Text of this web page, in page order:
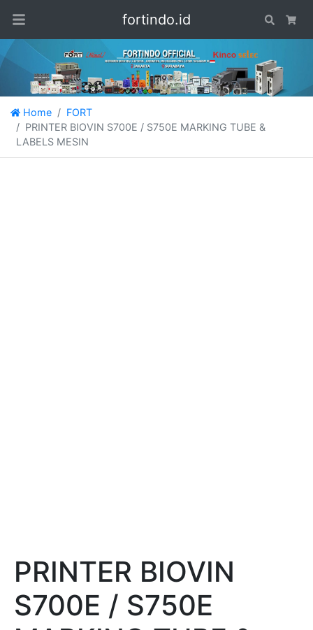
fortindo.id Search
Home
FORT
PRINTER BIOVIN S700E / S750E MARKING TUBE &
LABELS MESIN
PRINTER BIOVIN
S700E / S750E